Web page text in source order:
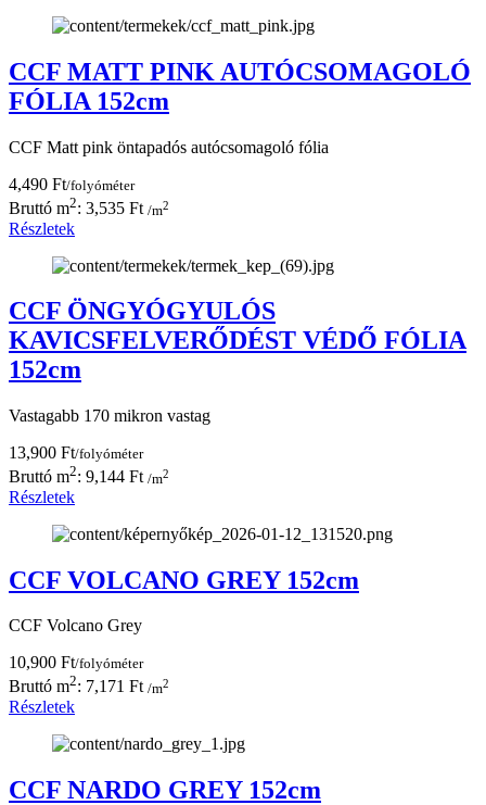
CCF MATT PINK AUTÓCSOMAGOLÓ
FÓLIA 152cm
CCF Matt pink öntapadós autócsomagoló fólia
4,490 Ft/folyóméter
Bruttó m2: 3,535 Ft /m2
Részletek
CCF ÖNGYÓGYULÓS
KAVICSFELVERŐDÉST VÉDŐ FÓLIA
152cm
Vastagabb 170 mikron vastag
13,900 Ft/folyóméter
Bruttó m2: 9,144 Ft /m2
Részletek
CCF VOLCANO GREY 152cm
CCF Volcano Grey
10,900 Ft/folyóméter
Bruttó m2: 7,171 Ft /m2
Részletek
CCF NARDO GREY 152cm